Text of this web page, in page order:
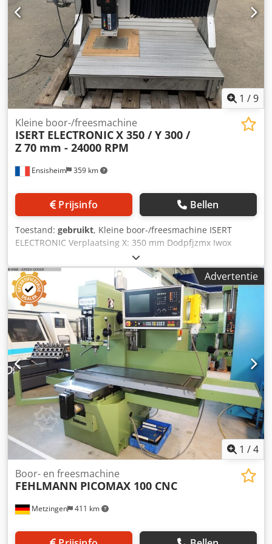
1 /9
Ensisheim 359 km
Kleine boor-/freesmachine
ISERT ELECTRONICX 350 / Y 300 /
Z 70 mm - 24000 RPM
Prijsinfo Bellen
Toestand: gebruikt, Kleine boor-/freesmachine ISERT
ELECTRONIC Verplaatsing X: 350 mm Dodpfjzmx Iwox
Ahheck Verplaatsing Y: 300 mm Verplaatsing Z: 70 mm
Rotatie: 8000 / 9500 / 13500 / 20500 / 24000 tpm De
machine kan worden gebruikt voor het boren van
printplaten of andere toepassingen. De machine werd
aangestuurd via een pc, die niet meer aanwezig is.
Mogelijkheid tot handmatige bediening Uitgerust met: 1
freesmachine KRESS Spanning: 220 V mono Afmetingen (L
x B x H): 950 x 700 x 700 mm Gewicht: ca. 60 kg
Advertentie
1 /4
Metzingen 411 km
Boor- en freesmachine
FEHLMANN PICOMAX 100 CNC